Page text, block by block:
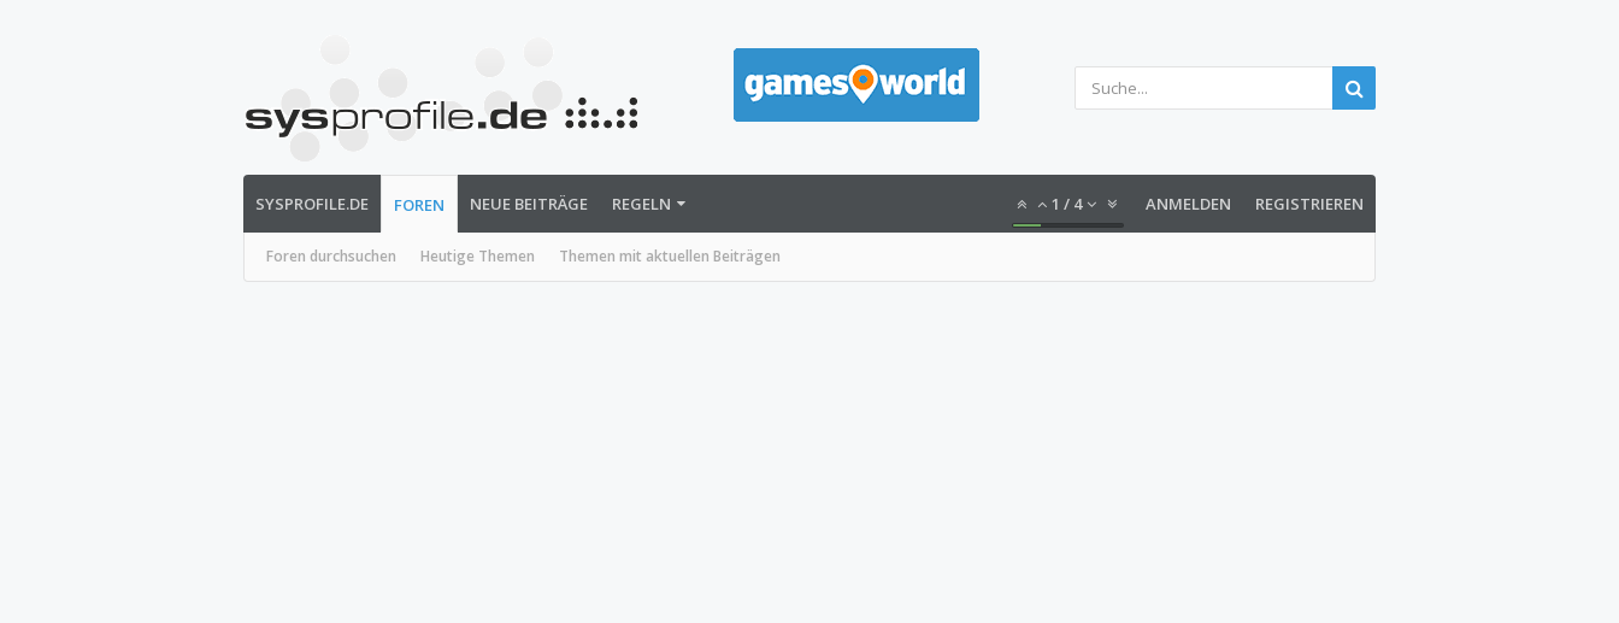
SYSPROFILE.DE FOREN
Foren durchsuchen Heutige Themen Themen mit aktuellen Beiträgen
NEUE BEITRÄGE REGELN 1 / 4 ANMELDEN REGISTRIEREN